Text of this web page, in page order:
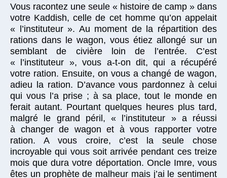
Vous racontez une seule « histoire de camp » dans
votre Kaddish, celle de cet homme qu’on appelait
« l’instituteur ». Au moment de la répartition des
rations dans le wagon, vous étiez allongé sur un
semblant de civière loin de l’entrée. C’est
« l’instituteur », vous a-t-on dit, qui a récupéré
votre ration. Ensuite, on vous a changé de wagon,
adieu la ration. D’avance vous pardonnez à celui
qui vous l’a prise ; à sa place, tout le monde en
ferait autant. Pourtant quelques heures plus tard,
malgré le grand péril, « l’instituteur » a réussi
à changer de wagon et à vous rapporter votre
ration. A vous croire, c’est la seule chose
incroyable qui vous soit arrivée pendant ces treize
mois que dura votre déportation. Oncle Imre, vous
êtes un prophète de malheur mais j’ai le sentiment